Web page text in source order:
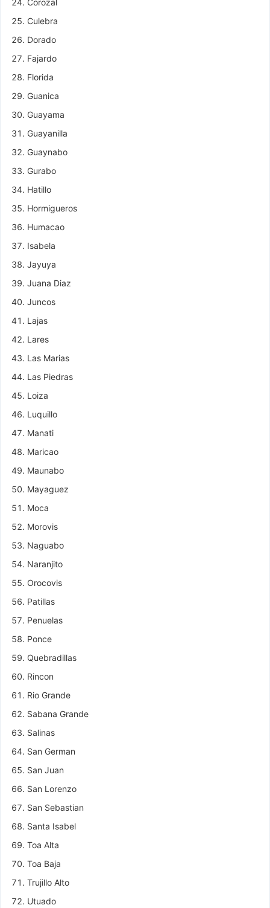
Corozal
Culebra
Dorado
Fajardo
Florida
Guanica
Guayama
Guayanilla
Guaynabo
Gurabo
Hatillo
Hormigueros
Humacao
Isabela
Jayuya
Juana Diaz
Juncos
Lajas
Lares
Las Marias
Las Piedras
Loiza
Luquillo
Manati
Maricao
Maunabo
Mayaguez
Moca
Morovis
Naguabo
Naranjito
Orocovis
Patillas
Penuelas
Ponce
Quebradillas
Rincon
Rio Grande
Sabana Grande
Salinas
San German
San Juan
San Lorenzo
San Sebastian
Santa Isabel
Toa Alta
Toa Baja
Trujillo Alto
Utuado